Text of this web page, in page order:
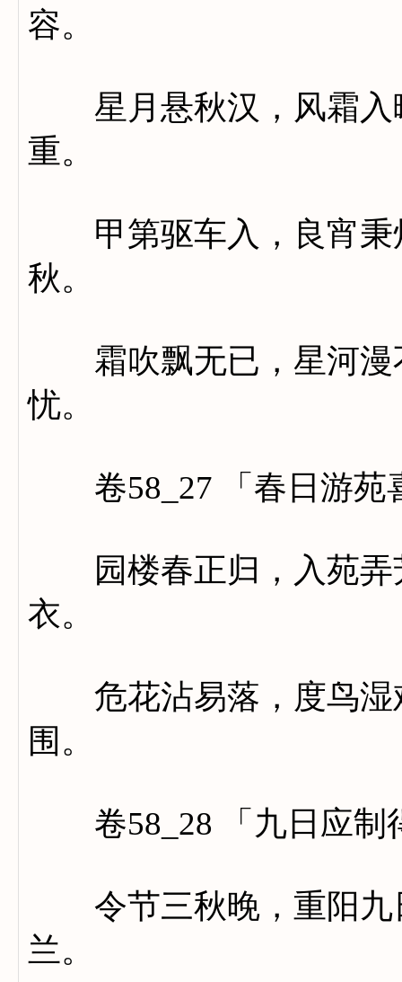
容。
星月悬秋汉，风霜入
重。
甲第驱车入，良宵秉
秋。
霜吹飘无已，星河漫
忧。
卷58_27 「春日游苑
园楼春正归，入苑弄
衣。
危花沾易落，度鸟湿
围。
卷58_28 「九日应制
令节三秋晚，重阳九
兰。